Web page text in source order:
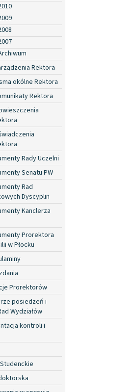
Rektora
okólne Rektora
Rektora
Rady Uczelni
Senatu PW
Rad
Dyscyplin
Kanclerza
Prorektora
w Płocku
Prorektorów
posiedzeń i
Wydziałów
kontroli i